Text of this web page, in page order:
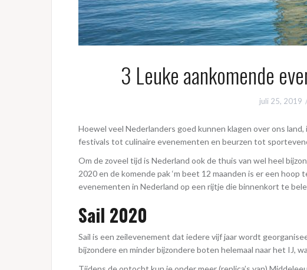
3 Leuke aankomende
juli 25, 2019
Hoewel veel Nederlanders goed kunnen klagen over ons
festivals tot culinaire evenementen en beurzen tot
Om de zoveel tijd is Nederland ook de thuis van wel heel
2020 en de komende pak ‘m beet 12 maanden is er een
evenementen in Nederland op een rijtje die binnenkort te
Sail 2020
Sail is een zeilevenement dat iedere vijf jaar wordt
bijzondere en minder bijzondere boten helemaal naar het IJ,